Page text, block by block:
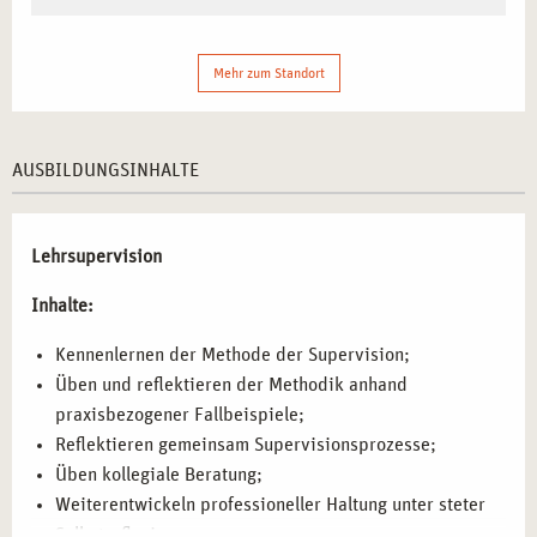
– Entwicklung von Lösungsstrategien
Kontext vertiefen– Erproben effektiver Gesprächs- und
Reflexionsmethoden.
– Erkennen von Ressourcen und Potenzialen im
Strategien zur persönlichen und beruflichen Balance
entwickeln
– Erlernen von Techniken zur
Stressbewältigung und Abgrenzung.
FÜR WEN IST DIESES SEMINAR BESONDERS
GEEIGNET?
Seminar in Hamburg
richtet sich an Fachkräfte, die
Mehr zum Standort
AUSBILDUNGSINHALTE
Lehrsupervision
Inhalte:
Kennenlernen der Methode der Supervision;
Üben und reflektieren der Methodik anhand
praxisbezogener Fallbeispiele;
Reflektieren gemeinsam Supervisionsprozesse;
Üben kollegiale Beratung;
Weiterentwickeln professioneller Haltung unter steter